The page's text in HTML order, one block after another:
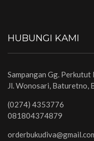
HUBUNGI KAMI
Sampangan Gg.
Jl. Wonosari, Baturetno,
(0274) 4353776
081804374879